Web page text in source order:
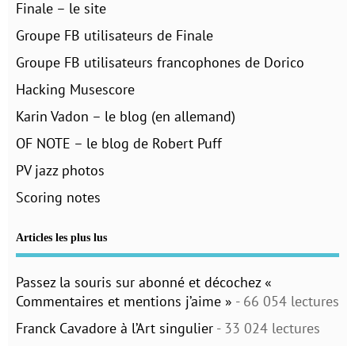
Finale – le site
Groupe FB utilisateurs de Finale
Groupe FB utilisateurs francophones de Dorico
Hacking Musescore
Karin Vadon – le blog (en allemand)
OF NOTE – le blog de Robert Puff
PV jazz photos
Scoring notes
Articles les plus lus
Passez la souris sur abonné et décochez «
Commentaires et mentions j’aime » - 66 054 lectures
Franck Cavadore à l’Art singulier - 33 024 lectures